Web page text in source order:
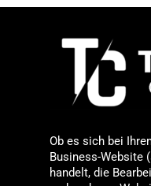
Ob es sich bei
Business-Website
handelt, die